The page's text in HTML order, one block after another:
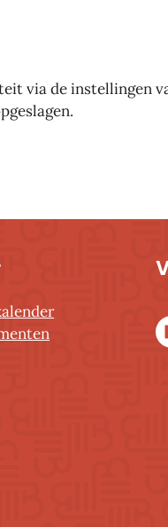
via de instellingen